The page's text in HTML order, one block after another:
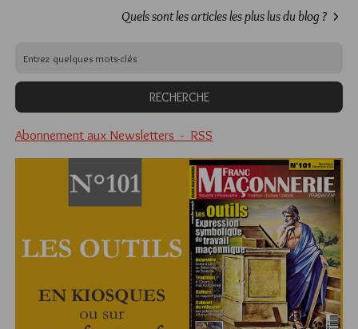
Quels sont les articles les plus lus du blog ?
Abonnement aux Newsletters - RSS